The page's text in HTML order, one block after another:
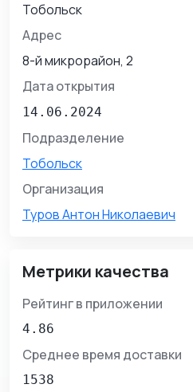
Тобольск
Адрес
8-й микрорайон, 2
Дата открытия
14.06.2024
Подразделение
Тобольск
Организация
Туров Антон Николаевич
Метрики качества
Рейтинг в приложении
4.86
Среднее время доставки
1538